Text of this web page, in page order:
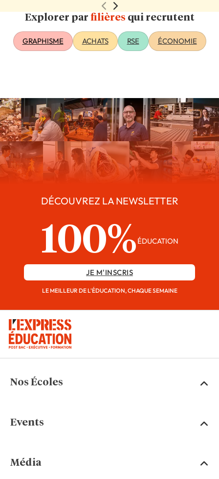
Explorer par filières qui recrutent
GRAPHISME ACHATS RSE ÉCONOMIE
DÉCOUVREZ LA NEWSLETTER
100% ÉDUCATION
JE M'INSCRIS
LE MEILLEUR DE L'ÉDUCATION, CHAQUE SEMAINE
Nos Écoles
Events
Média